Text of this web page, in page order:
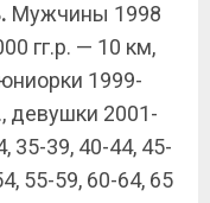
Мужчины 1998
гг.р. — 10 км,
1999-
девушки 2001-
35-39, 40-44, 45-
55-59, 60-64, 65